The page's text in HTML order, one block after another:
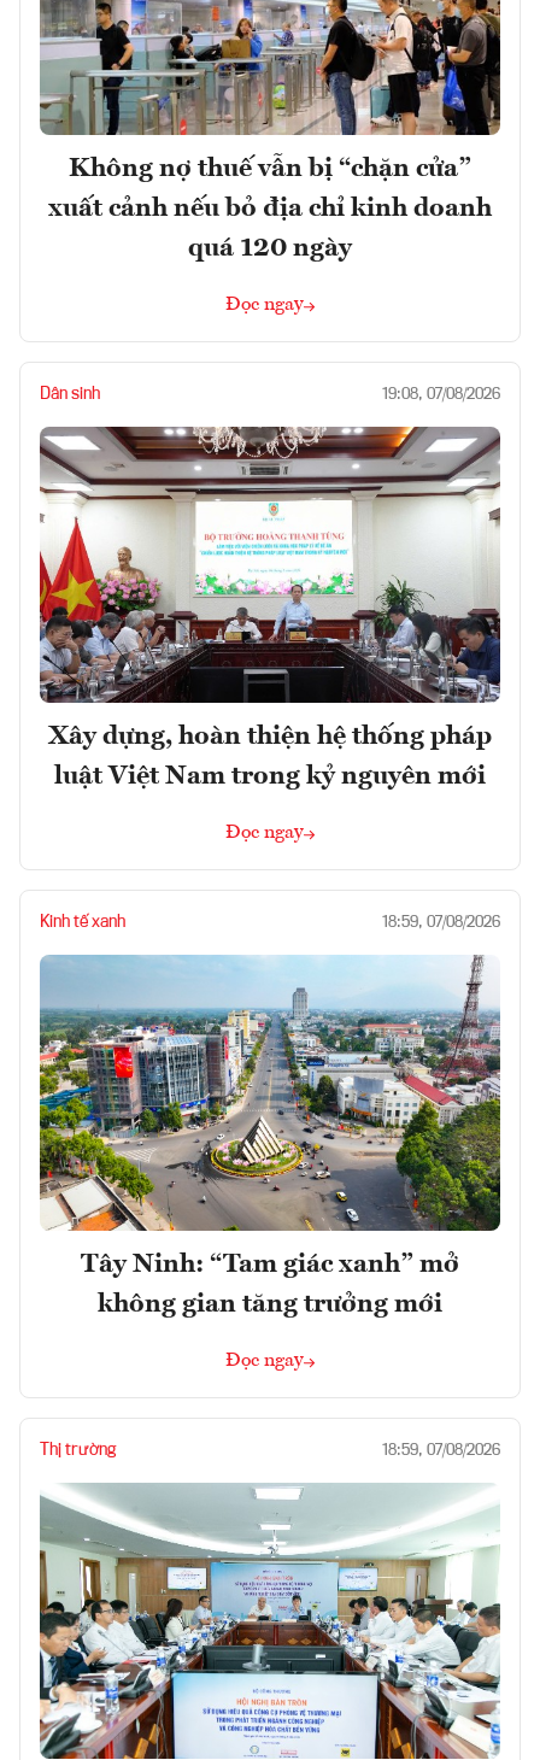
Không nợ thuế vẫn bị “chặn cửa”
xuất cảnh nếu bỏ địa chỉ kinh doanh
quá 120 ngày
Đọc ngay
Dân sinh 19:08, 07/08/2026
Xây dựng, hoàn thiện hệ thống pháp
luật Việt Nam trong kỷ nguyên mới
Đọc ngay
Kinh tế xanh 18:59, 07/08/2026
Tây Ninh: “Tam giác xanh” mở
không gian tăng trưởng mới
Đọc ngay
Thị trường 18:59, 07/08/2026